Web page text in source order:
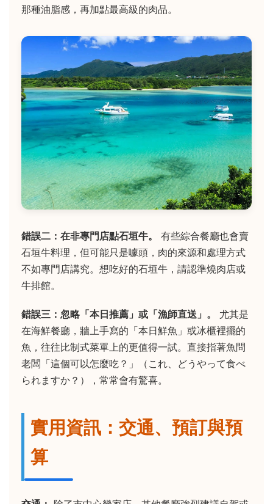
那種油脂感，再加點最高級的肉品。
錯誤二：在非專門店點石垣牛。
有些綜合餐廳也會賣
石垣牛料理，但可能只是噱頭，肉的來源和處理方式
不如專門店講究。想吃好的石垣牛，請認準燒肉店或
牛排館。
錯誤三：忽略「本日推薦」或「漁師直送」。
尤其是
在海鮮餐廳，牆上手寫的「本日鮮魚」或冰櫃裡擺的
魚，往往比制式菜單上的更值得一試。直接指著魚問
老闆「這個可以怎麼吃？」（これ、どうやって食べ
られますか？），常常會有驚喜。
實用資訊：交通、預訂與預
算